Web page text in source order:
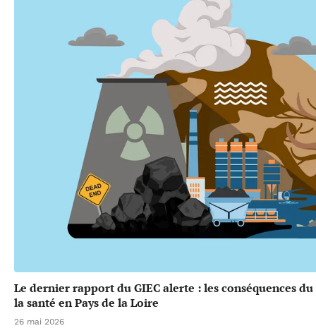
Le dernier rapport du GIEC alerte : les conséquences
la santé en Pays de la Loire
26 mai 2026